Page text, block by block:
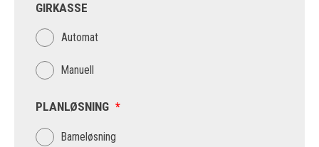
GIRKASSE
Automat
Manuell
PLANLØSNING *
Barneløsning